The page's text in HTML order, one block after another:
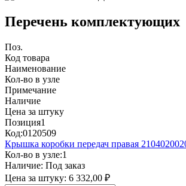
Перечень комплектующих
Поз.
Код товара
Наименование
Кол-во в узле
Примечание
Наличие
Цена за штуку
Позиция1
Код:0120509
Крышка коробки передач правая
Кол-во в узле:1
Наличие: Под заказ
Цена за штуку: 6 332,00 ₽